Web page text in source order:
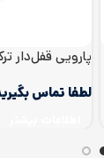
پارویی قفل‌دار